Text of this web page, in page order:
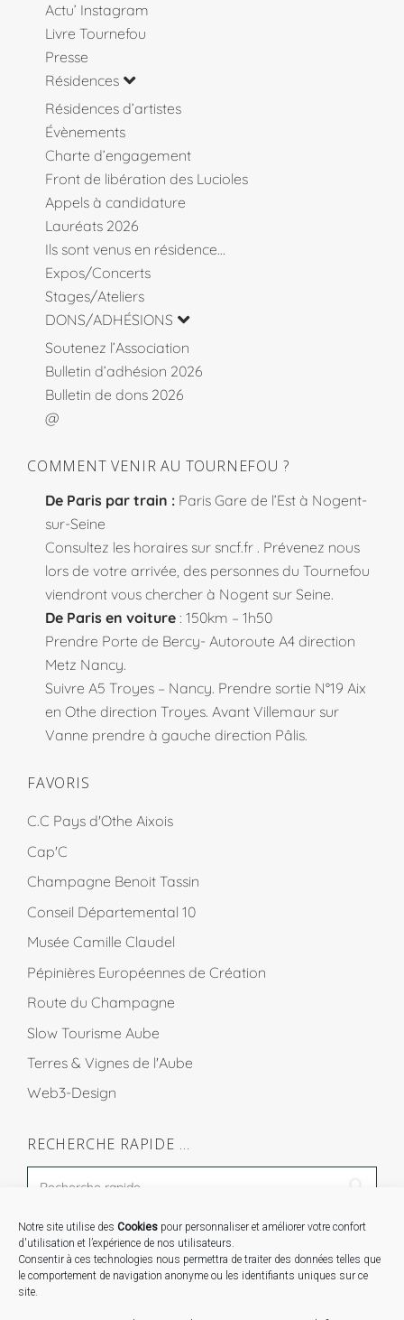
Notre site utilise des Cookies pour personnaliser et améliorer votre confort
d'utilisation et l’expérience de nos utilisateurs.
Consentir à ces technologies nous permettra de traiter des données telles que
le comportement de navigation anonyme ou les identifiants uniques sur ce
site.
Actu’ Instagram
Livre Tournefou
Presse
Résidences
Résidences d’artistes
Évènements
Charte d’engagement
Front de libération des Lucioles
Appels à candidature
Lauréats 2026
Ils sont venus en résidence…
Expos/Concerts
Stages/Ateliers
DONS/ADHÉSIONS
Soutenez l’Association
Bulletin d’adhésion 2026
Bulletin de dons 2026
@
COMMENT VENIR AU TOURNEFOU ?
De Paris par train : Paris Gare de l’Est à Nogent-
sur-Seine
Consultez les horaires sur sncf.fr . Prévenez nous
lors de votre arrivée, des personnes du Tournefou
viendront vous chercher à Nogent sur Seine.
De Paris en voiture : 150km – 1h50
Prendre Porte de Bercy- Autoroute A4 direction
Metz Nancy.
Suivre A5 Troyes – Nancy. Prendre sortie N°19 Aix
en Othe direction Troyes. Avant Villemaur sur
Vanne prendre à gauche direction Pâlis.
FAVORIS
C.C Pays d'Othe Aixois
Cap'C
Champagne Benoit Tassin
Conseil Départemental 10
Musée Camille Claudel
Pépinières Européennes de Création
Route du Champagne
Slow Tourisme Aube
Terres & Vignes de l'Aube
Web3-Design
RECHERCHE RAPIDE …
STAGES …
Expo « Mesures de lumière » du 19 Sept au 29 Nov.